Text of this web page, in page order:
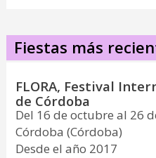
Fiestas más
FLORA, Festival
de Córdoba
Del 16 de octubre al 26
Córdoba (Córdoba)
Desde el año 2017